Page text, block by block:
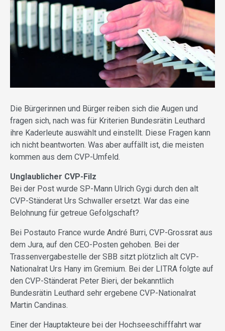
Die Bürgerinnen und Bürger reiben sich die Augen und
fragen sich, nach was für Kriterien Bundesrätin Leuthard
ihre Kaderleute auswählt und einstellt. Diese Fragen kann
ich nicht beantworten. Was aber auffällt ist, die meisten
kommen aus dem CVP-Umfeld.
Unglaublicher CVP-Filz
Bei der Post wurde SP-Mann Ulrich Gygi durch den alt
CVP-Ständerat Urs Schwaller ersetzt. War das eine
Belohnung für getreue Gefolgschaft?
Bei Postauto France wurde André Burri, CVP-Grossrat aus
dem Jura, auf den CEO-Posten gehoben. Bei der
Trassenvergabestelle der SBB sitzt plötzlich alt CVP-
Nationalrat Urs Hany im Gremium. Bei der LITRA folgte auf
den CVP-Ständerat Peter Bieri, der bekanntlich
Bundesrätin Leuthard sehr ergebene CVP-Nationalrat
Martin Candinas.
Einer der Hauptakteure bei der Hochseeschifffahrt war